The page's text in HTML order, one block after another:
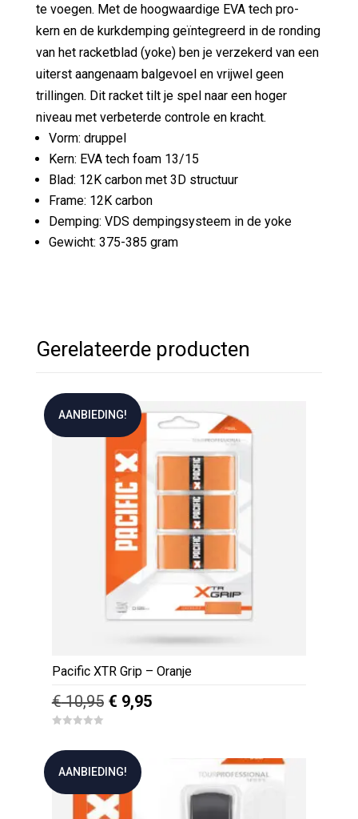
te voegen. Met de hoogwaardige EVA tech pro-
kern en de kurkdemping geïntegreerd in de ronding
van het racketblad (yoke) ben je verzekerd van een
uiterst aangenaam balgevoel en vrijwel geen
trillingen. Dit racket tilt je spel naar een hoger
niveau met verbeterde controle en kracht.
Vorm: druppel
Kern: EVA tech foam 13/15
Blad: 12K carbon met 3D structuur
Frame: 12K carbon
Demping: VDS dempingsysteem in de yoke
Gewicht: 375-385 gram
Gerelateerde producten
AANBIEDING!
Pacific XTR Grip – Oranje
€10,95 Oorspronkelijke
€ 10,95.
€ 9,95Huidige
u
5
AANBIEDING!